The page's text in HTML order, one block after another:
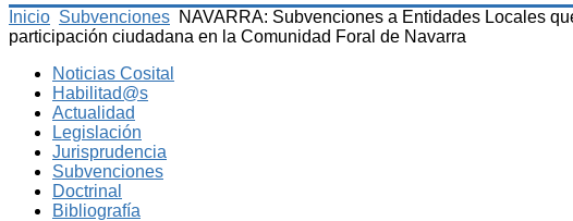
Inicio Subvenciones NAVARRA: Subvenciones a Entidades Locales
participación ciudadana en la Comunidad Foral de Navarra
Noticias Cosital
Habilitad@s
Actualidad
Legislación
Jurisprudencia
Subvenciones
Doctrinal
Bibliografía